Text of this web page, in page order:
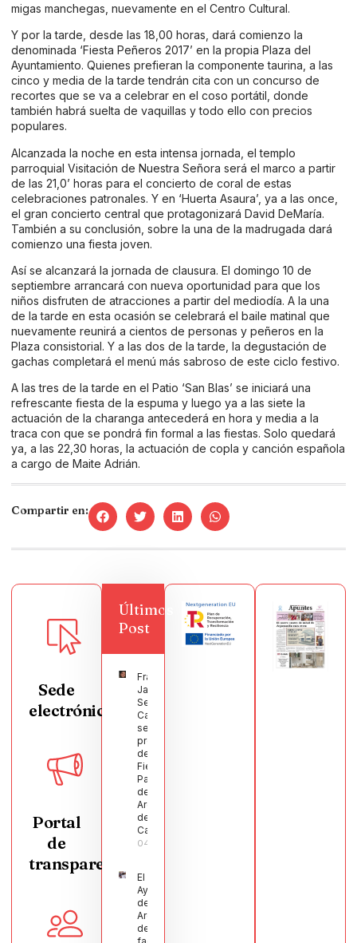
migas manchegas, nuevamente en el Centro Cultural.
Y por la tarde, desde las 18,00 horas, dará comienzo la
denominada ‘Fiesta Peñeros 2017’ en la propia Plaza del
Ayuntamiento. Quienes prefieran la componente taurina, a las
cinco y media de la tarde tendrán cita con un concurso de
recortes que se va a celebrar en el coso portátil, donde
también habrá suelta de vaquillas y todo ello con precios
populares.
Alcanzada la noche en esta intensa jornada, el templo
parroquial Visitación de Nuestra Señora será el marco a partir
de las 21,0’ horas para el concierto de coral de estas
celebraciones patronales. Y en ‘Huerta Asaura’, ya a las once,
el gran concierto central que protagonizará David DeMaría.
También a su conclusión, sobre la una de la madrugada dará
comienzo una fiesta joven.
Así se alcanzará la jornada de clausura. El domingo 10 de
septiembre arrancará con nueva oportunidad para que los
niños disfruten de atracciones a partir del mediodía. A la una
de la tarde en esta ocasión se celebrará el baile matinal que
nuevamente reunirá a cientos de personas y peñeros en la
Plaza consistorial. Y a las dos de la tarde, la degustación de
gachas completará el menú más sabroso de este ciclo festivo.
A las tres de la tarde en el Patio ‘San Blas’ se iniciará una
refrescante fiesta de la espuma y luego ya a las siete la
actuación de la charanga antecederá en hora y media a la
traca con que se pondrá fin formal a las fiestas. Solo quedará
ya, a las 22,30 horas, la actuación de copla y canción española
a cargo de Maite Adrián.
Compartir en:
Sede
electrónica
Portal
de
transparencia
Últimos
Post
Francisco
Javier
Segura
Castellanos
será el
pregonero
de las
Fiestas
Patronales
de
Argamasilla
de
Calatrava
04/08/2026
El
Ayuntamiento
de
Argamasilla
de Calatrava